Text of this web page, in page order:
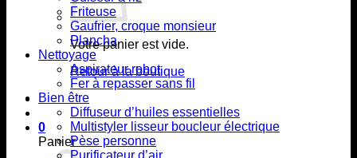
Votre panier est vide.
Retour à la boutique
0
Panier
Friteuse
Gaufrier, croque monsieur
Plancha
Nettoyage
Aspirateur robot
Fer à repasser sans fil
Bien être
Diffuseur d’huiles essentielles
Multistyler lisseur boucleur électrique
Pèse personne
Purificateur d’air